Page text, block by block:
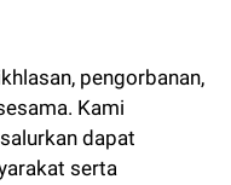
pengorbanan,
Kami
dapat
serta